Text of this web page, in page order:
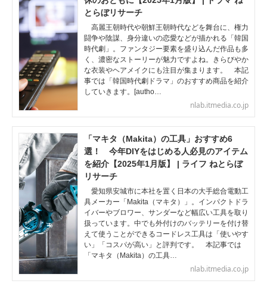
とらぼリサーチ
高麗王朝時代や朝鮮王朝時代などを舞台に、権力
闘争や陰謀、身分違いの恋愛などが描かれる「韓国
時代劇」。ファンタジー要素を盛り込んだ作品も多
く、濃密なストーリーが魅力ですよね。きらびやか
な衣装やヘアメイクにも注目が集まります。 本記
事では「韓国時代劇ドラマ」のおすすめ商品を紹介
していきます。[autho…
nlab.itmedia.co.jp
「マキタ（Makita）の工具」おすすめ6
選！ 今年DIYをはじめる人必見のアイテム
を紹介【2025年1月版】 | ライフ ねとらぼ
リサーチ
愛知県安城市に本社を置く日本の大手総合電動工
具メーカー「Makita（マキタ）」。インパクトドラ
イバーやブロワー、サンダーなど幅広い工具を取り
扱っています。中でも外付けのバッテリーを付け替
えて使うことができるコードレス工具は「使いやす
い」「コスパが高い」と評判です。 本記事では
「マキタ（Makita）の工具…
nlab.itmedia.co.jp